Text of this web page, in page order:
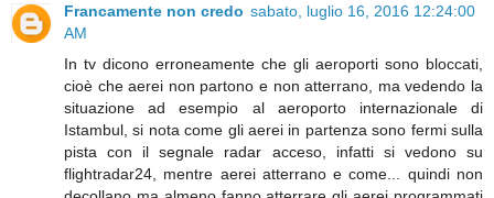
Francamente non credo sabato, luglio 16, 2016 12:24:00
AM
In tv dicono erroneamente che gli aeroporti sono bloccati,
cioè che aerei non partono e non atterrano, ma vedendo la
situazione ad esempio al aeroporto internazionale di
Istambul, si nota come gli aerei in partenza sono fermi sulla
pista con il segnale radar acceso, infatti si vedono su
flightradar24, mentre aerei atterrano e come... quindi non